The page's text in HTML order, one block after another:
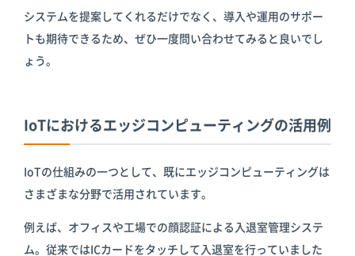
システムを提案してくれるだけでなく、導入や運用のサポー
トも期待できるため、ぜひ一度問い合わせてみると良いでし
ょう。
IoTにおけるエッジコンピューティングの活用例
IoTの仕組みの一つとして、既にエッジコンピューティングは
さまざまな分野で活用されています。
例えば、オフィスや工場での顔認証による入退室管理システ
ム。従来ではICカードをタッチして入退室を行っていました